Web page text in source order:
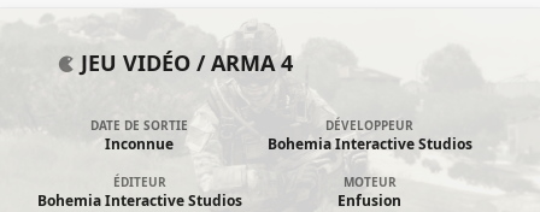
JEU VIDÉO /ARMA 4
DATE DE SORTIE
Inconnue
DÉVELOPPEUR
Bohemia Interactive Studios
ÉDITEUR
Bohemia Interactive Studios
MOTEUR
Enfusion